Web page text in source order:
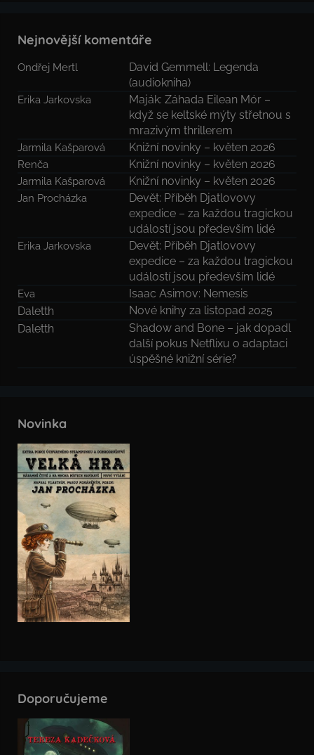
Nejnovější komentáře
Ondřej Mertl
David Gemmell: Legenda
(audiokniha)
Erika Jarkovska
Maják: Záhada Eilean Mór –
když se keltské mýty střetnou s
mrazivým thrillerem
Jarmila Kašparová Knižní novinky – květen 2026
Renča Knižní novinky – květen 2026
Jarmila Kašparová Knižní novinky – květen 2026
Jan Procházka
Devět: Příběh Djatlovovy
expedice – za každou tragickou
událostí jsou především lidé
Erika Jarkovska
Devět: Příběh Djatlovovy
expedice – za každou tragickou
událostí jsou především lidé
Eva
Isaac Asimov: Nemesis
Daletth
Nové knihy za listopad 2025
Daletth
Shadow and Bone – jak dopadl
další pokus Netflixu o adaptaci
úspěšné knižní série?
Novinka
Doporučujeme